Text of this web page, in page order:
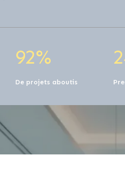
9
0
2%
De projets aboutis
2
0